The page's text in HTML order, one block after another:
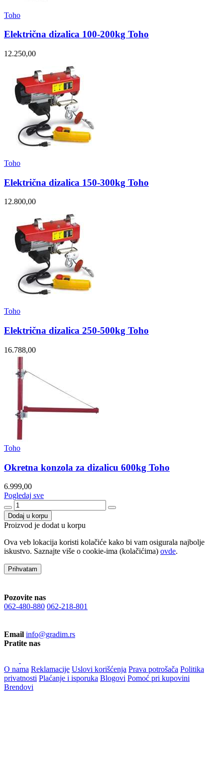
Toho
Električna dizalica 100-200kg Toho
12.250,00
Toho
Električna dizalica 150-300kg Toho
12.800,00
Toho
Električna dizalica 250-500kg Toho
16.788,00
Toho
Okretna konzola za dizalicu 600kg Toho
6.999,00
Pogledaj sve
Dodaj u korpu
Proizvod je dodat u korpu
Ova veb lokacija koristi kolačiće kako bi vam osigurala najbolje
iskustvo. Saznajte više o cookie-ima (kolačićima) ovde.
Prihvatam
Pozovite nas
062-480-880 062-218-801
Email info@gradim.rs
Pratite nas
O nama Reklamacije Uslovi korišćenja Prava potrošača Politika
privatnosti Plaćanje i isporuka Blogovi Pomoć pri kupovini
Brendovi